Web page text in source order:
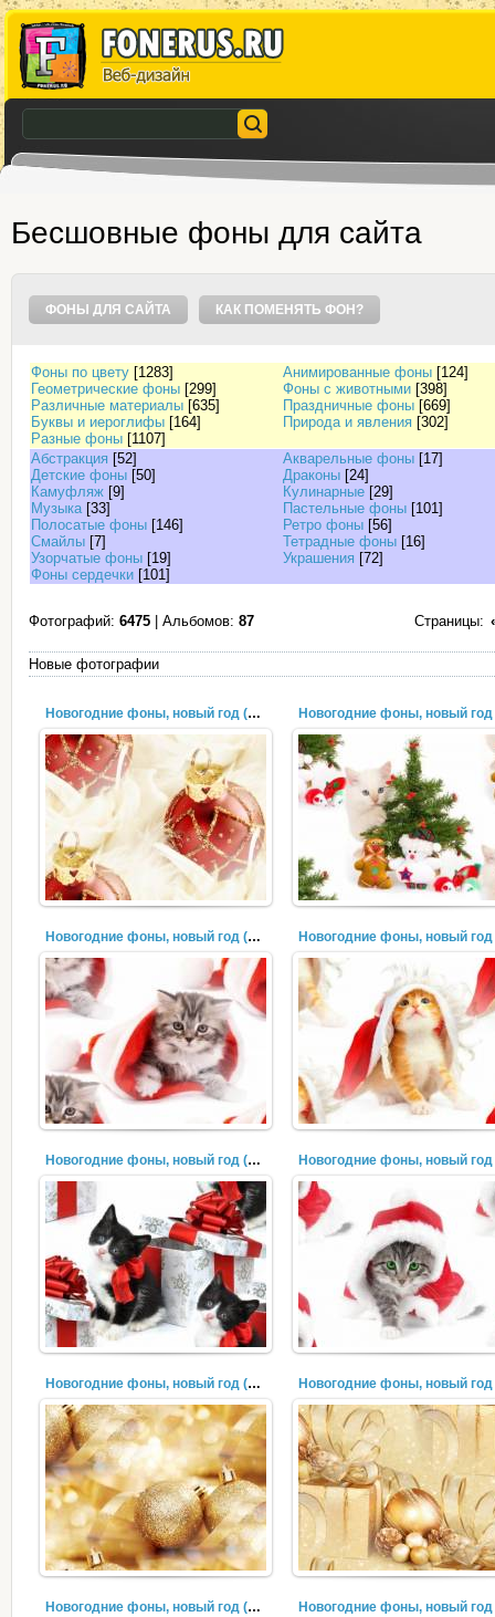
Бесшовные фоны для сайта
ФОНЫ ДЛЯ САЙТА КАК ПОМЕНЯТЬ ФОН?
Фоны по цвету [1283] Анимированные фоны [124]
Геометрические фоны [299] Фоны с животными [398]
Различные материалы [635] Праздничные фоны [669]
Буквы и иероглифы [164] Природа и явления [302]
Разные фоны [1107]
Абстракция [52] Акварельные фоны [17]
Детские фоны [50] Драконы [24]
Камуфляж [9] Кулинарные [29]
Музыка [33] Пастельные фоны [101]
Полосатые фоны [146] Ретро фоны [56]
Смайлы [7] Тетрадные фоны [16]
Узорчатые фоны [19] Украшения [72]
Фоны сердечки [101]
Фотографий: 6475 | Альбомов: 87 Страницы:
Новые фотографии
Новогодние фоны, новый год (322)
Новогодние фоны, новый год (319)
Новогодние фоны, новый год (316)
Новогодние фоны, новый год (313)
Новогодние фоны, новый год (310)